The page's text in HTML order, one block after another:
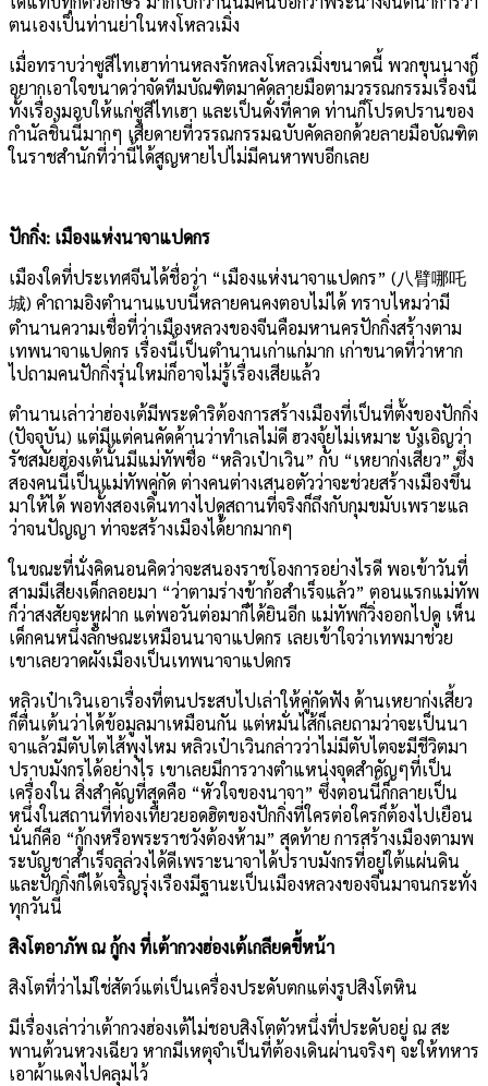
ตนเองเป็นท่านย่าในหงโหลวเมิ่ง
เมื่อทราบว่าซูสีไทเฮาท่านหลงรักหลงโหลวเมิ่งขนาดนี้ พวกขุนนางก็
อยากเอาใจขนาดว่าจัดทีมบัณฑิตมาคัดลายมือตามวรรณกรรมเรื่องนี้
ทั้งเรื่องมอบให้แก่ซูสีไทเฮา และเป็นดั่งที่คาด ท่านก็โปรดปรานของ
กำนัลชิ้นนี้มากๆ เสียดายที่วรรณกรรมฉบับคัดลอกด้วยลายมือบัณฑิต
ในราชสำนักที่ว่านี้ได้สูญหายไปไม่มีคนหาพบอีกเลย
ปักกิ่ง: เมืองแห่งนาจาแปดกร
เมืองใดที่ประเทศจีนได้ชื่อว่า “เมืองแห่งนาจาแปดกร” (八臂哪吒
城) คำถามอิงตำนานแบบนี้หลายคนคงตอบไม่ได้ ทราบไหมว่ามี
ตำนานความเชื่อที่ว่าเมืองหลวงของจีนคือมหานครปักกิ่งสร้างตาม
เทพนาจาแปดกร เรื่องนี้เป็นตำนานเก่าแก่มาก เก่าขนาดที่ว่าหาก
ไปถามคนปักกิ่งรุ่นใหม่ก็อาจไม่รู้เรื่องเสียแล้ว
ตำนานเล่าว่าฮ่องเต้มีพระดำริต้องการสร้างเมืองที่เป็นที่ตั้งของปักกิ่ง
(ปัจจุบัน) แต่มีแต่คนคัดค้านว่าทำเลไม่ดี ฮวงจุ้ยไม่เหมาะ บังเอิญว่า
รัชสมัยฮ่องเต้นั้นมีแม่ทัพชื่อ “หลิวเป๋าเวิน” กับ “เหยาก่งเสี้ยว” ซึ่ง
สองคนนี้เป็นแม่ทัพคู่กัด ต่างคนต่างเสนอตัวว่าจะช่วยสร้างเมืองขึ้น
มาให้ได้ พอทั้งสองเดินทางไปดูสถานที่จริงก็ถึงกับกุมขมับเพราะแล
ว่าจนปัญญา ท่าจะสร้างเมืองได้ยากมากๆ
ในขณะที่นั่งคิดนอนคิดว่าจะสนองราชโองการอย่างไรดี พอเข้าวันที่
สามมีเสียงเด็กลอยมา “ว่าตามร่างข้าก้อสำเร็จแล้ว” ตอนแรกแม่ทัพ
ก็ว่าสงสัยจะหูฝาก แต่พอวันต่อมาก็ได้ยินอีก แม่ทัพก็วิ่งออกไปดู เห็น
เด็กคนหนึ่งลักษณะเหมือนนาจาแปดกร เลยเข้าใจว่าเทพมาช่วย
เขาเลยวาดผังเมืองเป็นเทพนาจาแปดกร
หลิวเป๋าเวินเอาเรื่องที่ตนประสบไปเล่าให้คู่กัดฟัง ด้านเหยาก่งเสี้ยว
ก็ตื่นเต้นว่าได้ข้อมูลมาเหมือนกัน แต่หมั่นไส้ก็เลยถามว่าจะเป็นนา
จาแล้วมีตับไตไส้พุงไหม หลิวเป๋าเวินกล่าวว่าไม่มีตับไตจะมีชีวิตมา
ปราบมังกรได้อย่างไร เขาเลยมีการวางตำแหน่งจุดสำคัญๆที่เป็น
เครื่องใน สิ่งสำคัญที่สุดคือ “หัวใจของนาจา” ซึ่งตอนนี้ก็กลายเป็น
หนึ่งในสถานที่ท่องเที่ยวยอดฮิตของปักกิ่งที่ใครต่อใครก็ต้องไปเยือน
นั่นก็คือ “กู้กงหรือพระราชวังต้องห้าม” สุดท้าย การสร้างเมืองตามพ
ระบัญชาสำเร็จลุล่วงได้ดีเพราะนาจาได้ปราบมังกรที่อยู่ใต้แผ่นดิน
และปักกิ่งก็ได้เจริญรุ่งเรืองมีฐานะเป็นเมืองหลวงของจีนมาจนกระทั่ง
ทุกวันนี้
สิงโตอาภัพ ณ กู้กง ที่เต้ากวงฮ่องเต้เกลียดขี้หน้า
สิงโตที่ว่าไม่ใช่สัตว์แต่เป็นเครื่องประดับตกแต่งรูปสิงโตหิน
มีเรื่องเล่าว่าเต้ากวงฮ่องเต้ไม่ชอบสิงโตตัวหนึ่งที่ประดับอยู่ ณ สะ
พานต้วนหวงเฉียว หากมีเหตุจำเป็นที่ต้องเดินผ่านจริงๆ จะให้ทหาร
เอาผ้าแดงไปคลุมไว้